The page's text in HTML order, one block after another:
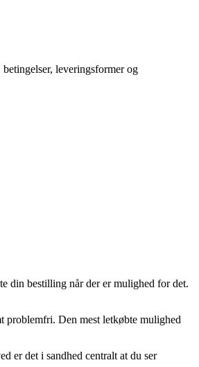
leveringsformer og
din bestilling når der er mulighed for det.
problemfri. Den mest letkøbte mulighed
er det i sandhed centralt at du ser